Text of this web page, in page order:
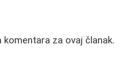
komentara za ovaj članak.